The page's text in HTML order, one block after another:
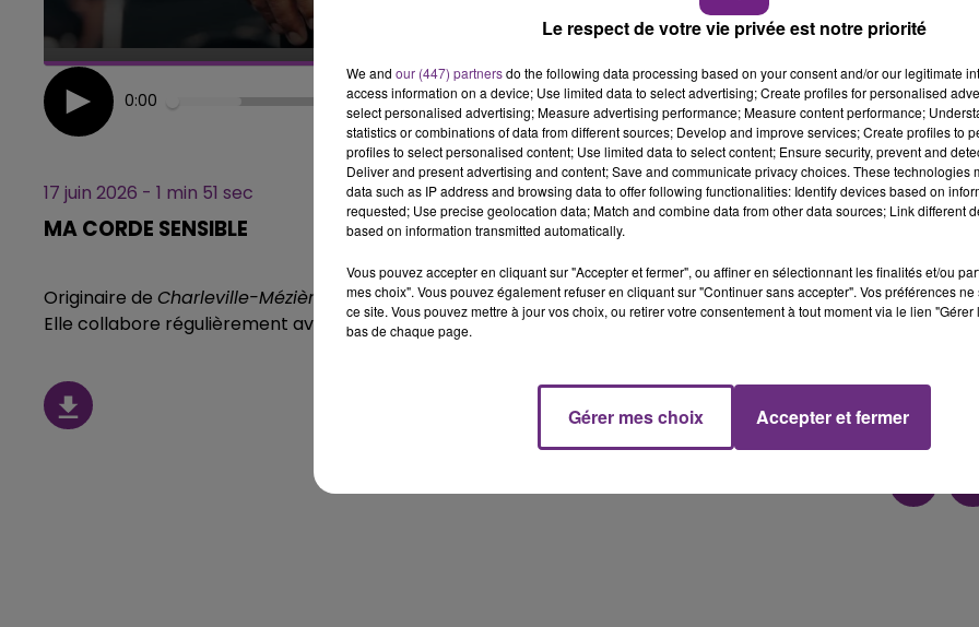
CHAMPAGNE FM
LA FAMILLE
0:00 1 min 51
17 juin 2026 - 1 min 51 sec
MA CORDE SENSIBLE
Originaire de Charleville-Mézières Audrey Dumontréalise des bracelets à partir de cordes de guitare
Elle collabore régulièrement avec des groupes musicaux, et dernièrement avecIndochine.
Le respect de votre vie privée est notre priorité
We and our (447) partnersdo the following data processing based on your consent and/or our legitimate
access information on a device; Use limited data to select advertising; Create profiles for personalised
select personalised advertising; Measure advertising performance; Measure content performance;
statistics or combinations of data from different sources; Develop and improve services; Create profiles to
profiles to select personalised content; Use limited data to select content; Ensure security, prevent and
Deliver and present advertising and content; Save and communicate privacy choices. These technologies
data such as IP address and browsing data to offer following functionalities: Identify devices based on
requested; Use precise geolocation data; Match and combine data from other data sources; Link different
based on information transmitted automatically.
Vous pouvez accepter en cliquant sur "Accepter et fermer", ou affiner en sélectionnant les finalités et/ou
mes choix". Vous pouvez également refuser en cliquant sur "Continuer sans accepter". Vos préférences
ce site. Vous pouvez mettre à jour vos choix, ou retirer votre consentement à tout moment via le lien
bas de chaque page.
Gérer mes choix Accepter et fermer